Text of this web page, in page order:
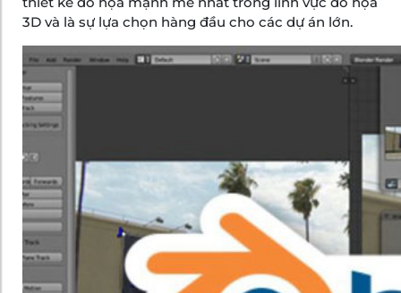
3D và là sự lựa chọn hàng đầu cho các dự án lớn.